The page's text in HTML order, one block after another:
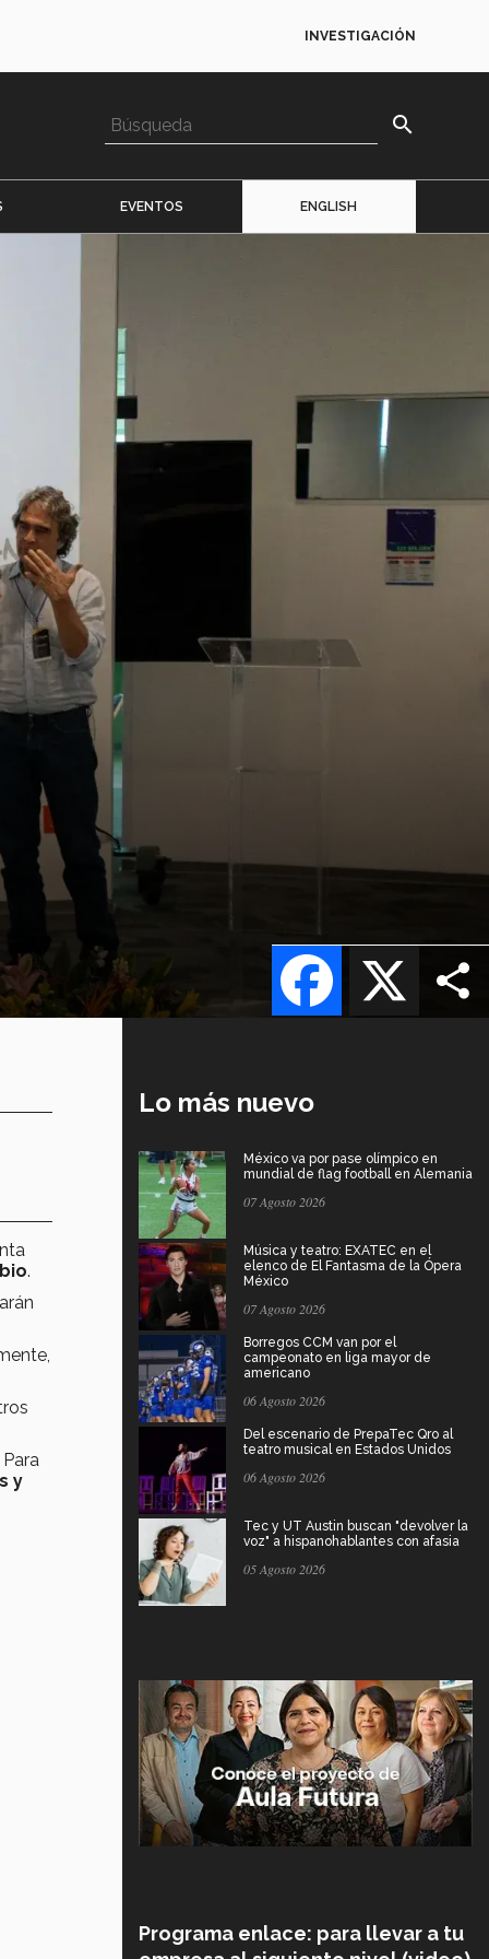
INVESTIGACIÓN
search
EVENTOS ENGLISH
X
Facebook
.
y
Lo más nuevo
México va por pase olímpico en
mundial de flag football en Alemania
07 Agosto 2026
Música y teatro: EXATEC en el
elenco de El Fantasma de la Ópera
México
07 Agosto 2026
Borregos CCM van por el
campeonato en liga mayor de
americano
06 Agosto 2026
Del escenario de PrepaTec Qro al
teatro musical en Estados Unidos
06 Agosto 2026
Tec y UT Austin buscan "devolver la
voz" a hispanohablantes con afasia
05 Agosto 2026
Programa enlace: para llevar a tu